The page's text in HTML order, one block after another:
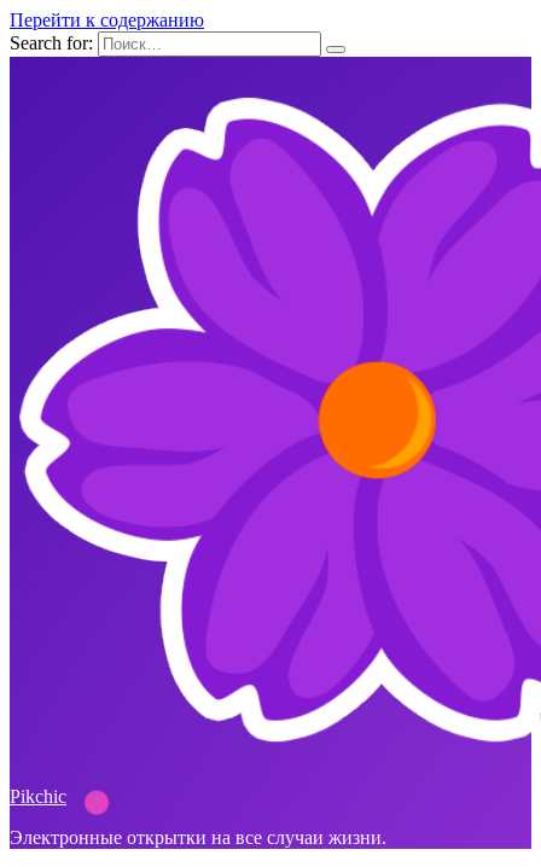
Перейти к содержанию
Search for:
Pikchic
Электронные открытки на все случаи жизни.